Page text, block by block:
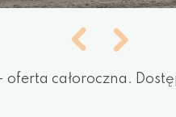
oferta całoroczna.